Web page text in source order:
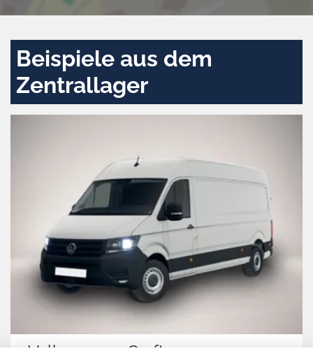
Beispiele aus dem
Zentrallager